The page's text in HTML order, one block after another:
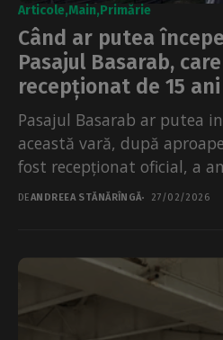
Articole Main Primărie
Când ar putea
Pasajul Basarab,
recepționat de 15 ani
Pasajul Basarab ar putea
această vară, după
fost recepționat oficial, a
DEANDREEA STĂNĂRÎNGĂ 27/02/2026